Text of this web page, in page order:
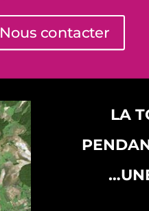
Nous contacter
LA